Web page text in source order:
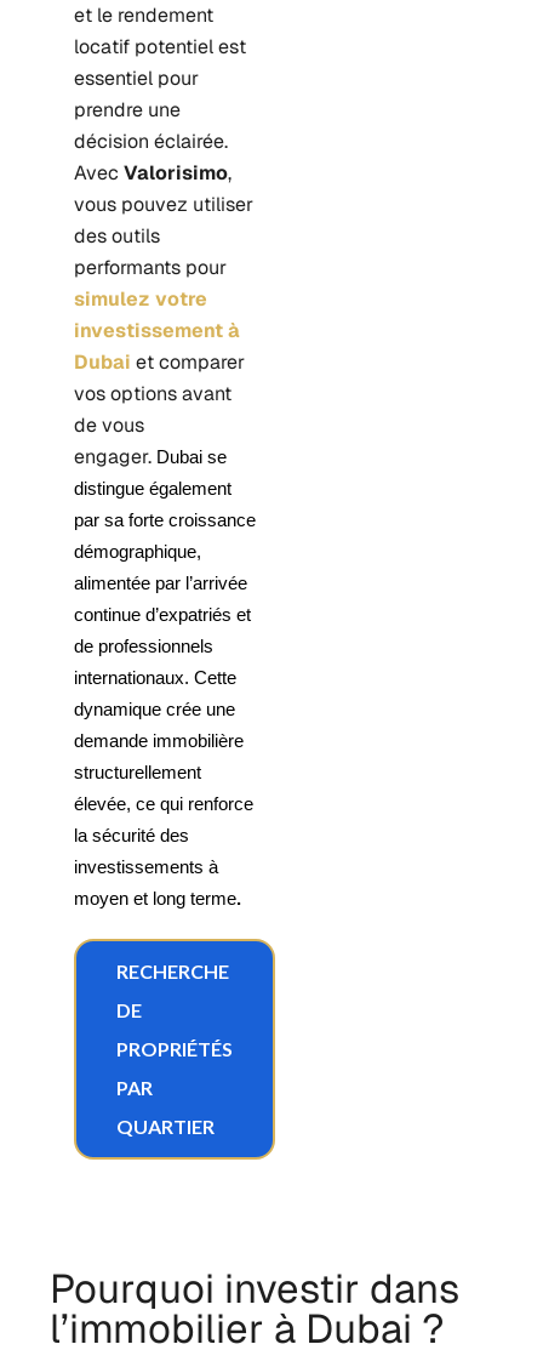
et le rendement
locatif potentiel est
essentiel pour
prendre une
décision éclairée.
AvecValorisimo,
vous pouvez utiliser
des outils
performants pour
simulez votre
investissement à
Dubai et comparer
vos options avant
de vous
engager. Dubai se
distingue également
par sa forte croissance
démographique,
alimentée par l’arrivée
continue d’expatriés et
de professionnels
internationaux. Cette
dynamique crée une
demande immobilière
structurellement
élevée, ce qui renforce
la sécurité des
investissements à
moyen et longterme.
RECHERCHE
DE
PROPRIÉTÉS
PAR
QUARTIER
Pourquoi investir dans
l’immobilier à Dubai ?